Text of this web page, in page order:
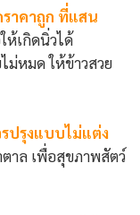
าคาถูก ที่แสน
ห้เกิดนิ่วได้
ม่หมด ให้ข้าวสวย
ปรุงแบบไม่แต่ง
าล เพื่อสุขภาพสัตว์